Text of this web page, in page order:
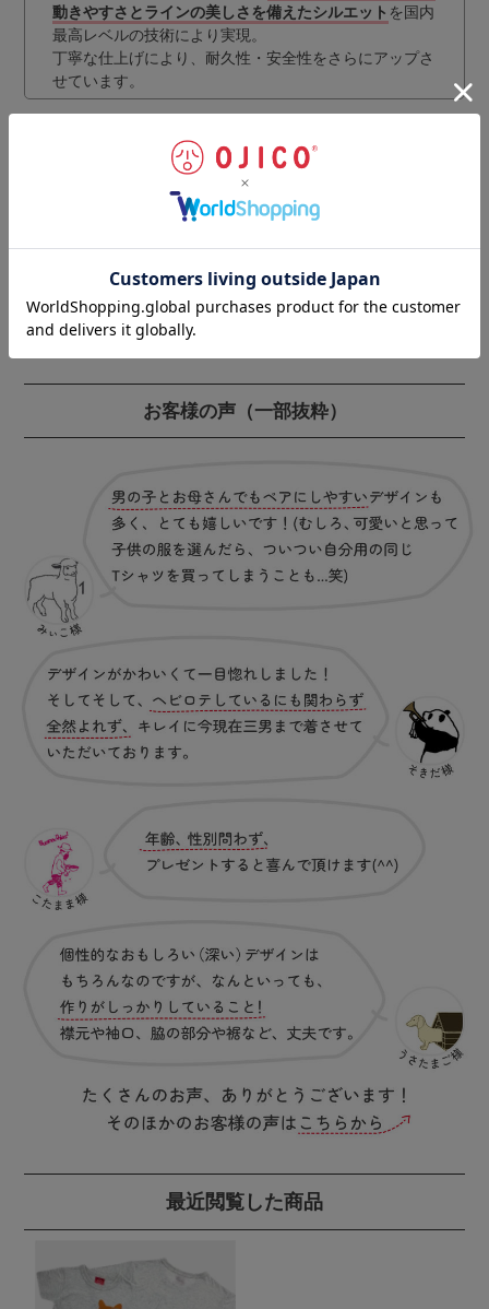
動きやすさとラインの美しさを備えたシルエット を国内
最高レベルの技術により実現。
丁寧な仕上げにより、耐久性・安全性をさらにアップさ
せています。
ギフトラッピングのご注文はこちらから
お客様の声（一部抜粋）
最近閲覧した商品